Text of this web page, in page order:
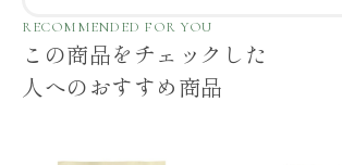
RECOMMENDED FOR YOU
この商品をチェックした
人へのおすすめ商品